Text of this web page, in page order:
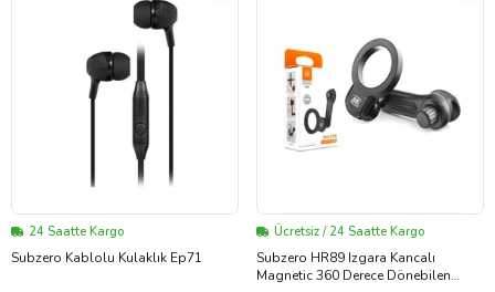
24 Saatte Kargo
Subzero Kablolu Kulaklık Ep71
Ücretsiz / 24 Saatte Kargo
Subzero HR89 Izgara Kancalı
Magnetic 360 Derece Dönebilen